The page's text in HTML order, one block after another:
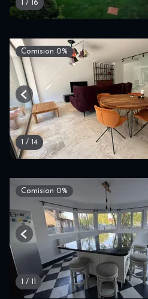
1 / 16
Comision 0%
1 / 14
Previous
Comision 0%
1 / 11
Previous